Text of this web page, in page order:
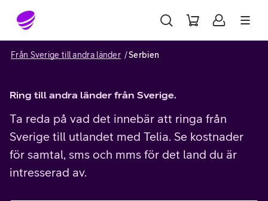
Gå till sidans innehåll
Från Sverige till andra länder Serbien
Ring till andra länder från Sverige.
Ta reda på vad det innebär att ringa från
Sverige till utlandet med Telia. Se kostnader
för samtal, sms och mms för det land du är
intresserad av.